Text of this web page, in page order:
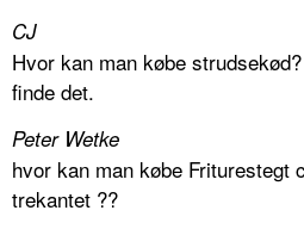
CJ
Hvor kan man købe
finde det.
Peter Wetke
hvor kan man købe Friturestegt
trekantet ??